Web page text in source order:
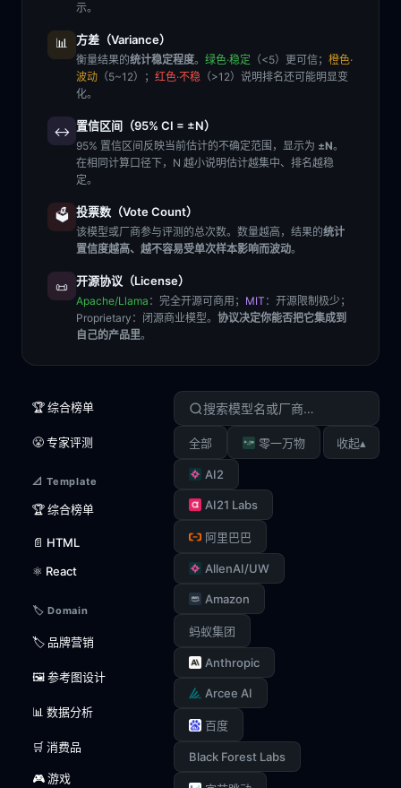
示。
📊 方差（Variance）
衡量结果的统计稳定程度。 绿色·稳定 （<5）更可信； 橙色·
波动 （5~12）； 红色·不稳 （>12）说明排名还可能明显变
化。
↔️ 置信区间（95% CI = ±N）
95% 置信区间反映当前估计的不确定范围，显示为 ±N。
在相同计算口径下，N 越小说明估计越集中、排名越稳
定。
🗳️ 投票数（Vote Count）
该模型或厂商参与评测的总次数。数量越高，结果的统计
置信度越高、越不容易受单次样本影响而波动。
📜 开源协议（License）
Apache/Llama ：完全开源可商用； MIT ：开源限制极少；
Proprietary ：闭源商业模型。 协议决定你能否把它集成到
自己的产品里。
🏆 综合榜单
😤 专家评测
📐 Template
🏆 综合榜单
📄 HTML
⚛️ React
🏷️ Domain
🏷️ 品牌营销
🖼️ 参考图设计
📊 数据分析
🛒 消费品
🎮 游戏
全部 零一万物
AI2
AI21 Labs
阿里巴巴
AllenAI/UW
Amazon
蚂蚁集团
Anthropic
Arcee AI
百度
Black Forest Labs
收起▴